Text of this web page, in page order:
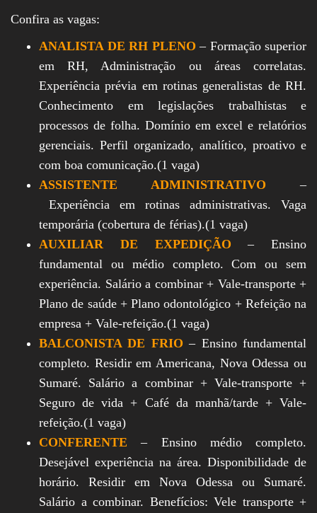
Confira as vagas:
ANALISTA DE RH PLENO – Formação superior
em RH, Administração ou áreas correlatas.
Experiência prévia em rotinas generalistas de RH.
Conhecimento em legislações trabalhistas e
processos de folha. Domínio em excel e relatórios
gerenciais. Perfil organizado, analítico, proativo e
com boa comunicação.(1 vaga)
ASSISTENTE ADMINISTRATIVO –
Experiência em rotinas administrativas. Vaga
temporária (cobertura de férias).(1 vaga)
AUXILIAR DE EXPEDIÇÃO – Ensino
fundamental ou médio completo. Com ou sem
experiência. Salário a combinar + Vale-transporte +
Plano de saúde + Plano odontológico + Refeição na
empresa + Vale-refeição.(1 vaga)
BALCONISTA DE FRIO – Ensino fundamental
completo. Residir em Americana, Nova Odessa ou
Sumaré. Salário a combinar + Vale-transporte +
Seguro de vida + Café da manhã/tarde + Vale-
refeição.(1 vaga)
CONFERENTE – Ensino médio completo.
Desejável experiência na área. Disponibilidade de
horário. Residir em Nova Odessa ou Sumaré.
Salário a combinar. Benefícios: Vele transporte +